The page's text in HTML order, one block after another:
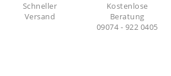
Schneller
Versand
Kostenlose
Beratung
09074 - 922 0405